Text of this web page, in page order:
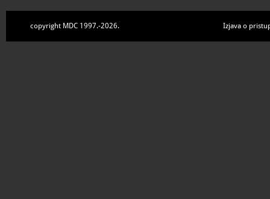
copyright MDC 1997.-2026. Izjava o